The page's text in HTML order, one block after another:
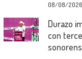
08/08/2026
Durazo
con